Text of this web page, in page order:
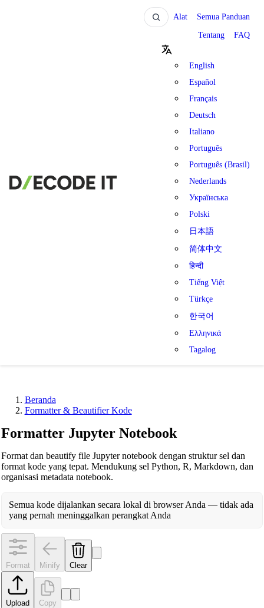
Alat Semua Panduan
Tentang FAQ
English
Español
Français
Deutsch
Italiano
Português
Português (Brasil)
Nederlands
Українська
Polski
日本語
简体中文
हिन्दी
Tiếng Việt
Türkçe
한국어
Ελληνικά
Tagalog
Beranda
Formatter & Beautifier Kode
Formatter Jupyter Notebook
Format dan beautify file Jupyter notebook dengan struktur sel dan
format kode yang tepat. Mendukung sel Python, R, Markdown, dan
organisasi metadata notebook.
Semua kode dijalankan secara lokal di browser Anda — tidak ada
yang pernah meninggalkan perangkat Anda
Format Minify Clear
Upload Copy